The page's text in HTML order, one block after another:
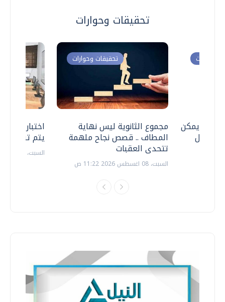
تحقيقات وحوارات
اختبارات
يتم
السبت، 18 يوليو 2026 09:22 ص
تحقيقات وحوارات
مجموع الثانوية ليس نهاية
المطاف .. قصص نجاح ملهمة
تتحدى العقبات
السبت، 08 اغسطس 2026 11:22 ص
وحوارات
.. هل يمكن
نتعامل